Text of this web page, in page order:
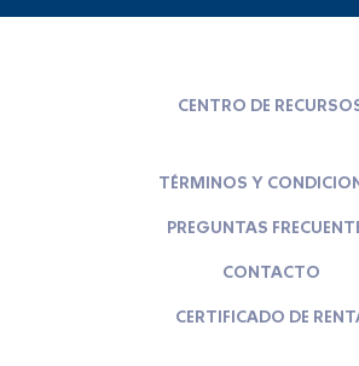
CENTRO DE
TÉRMINOS Y
PREGUNTAS
CONTACTO
CERTIFICADO DE